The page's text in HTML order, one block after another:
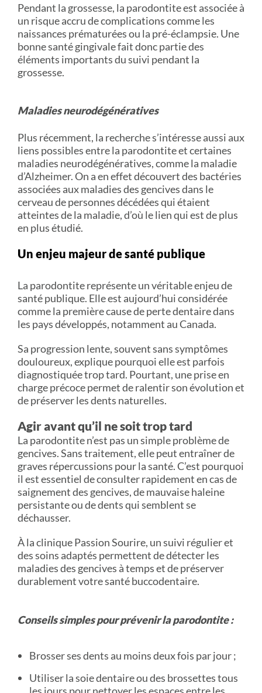
Pendant la grossesse, la parodontite est associée à
un risque accru de complications comme les
naissances prématurées ou la pré-éclampsie. Une
bonne santé gingivale fait donc partie des
éléments importants du suivi pendant la
grossesse.
Maladies neurodégénératives
Plus récemment, la recherche s’intéresse aussi aux
liens possibles entre la parodontite et certaines
maladies neurodégénératives, comme la maladie
d’Alzheimer. On a en effet découvert des bactéries
associées aux maladies des gencives dans le
cerveau de personnes décédées qui étaient
atteintes de la maladie, d’où le lien qui est de plus
en plus étudié.
Un enjeu majeur de santé publique
La parodontite représente un véritable enjeu de
santé publique. Elle est aujourd’hui considérée
comme la première cause de perte dentaire dans
les pays développés, notamment au Canada.
Sa progression lente, souvent sans symptômes
douloureux, explique pourquoi elle est parfois
diagnostiquée trop tard. Pourtant, une prise en
charge précoce permet de ralentir son évolution et
de préserver les dents naturelles.
Agir avant qu’il ne soit trop tard
La parodontite n’est pas un simple problème de
gencives. Sans traitement, elle peut entraîner de
graves répercussions pour la santé. C’est pourquoi
il est essentiel de consulter rapidement en cas de
saignement des gencives, de mauvaise haleine
persistante ou de dents qui semblent se
déchausser.
À la clinique Passion Sourire, un suivi régulier et
des soins adaptés permettent de détecter les
maladies des gencives à temps et de préserver
durablement votre santé buccodentaire.
Conseils simples pour prévenir la parodontite :
Brosser ses dents au moins deux fois par jour ;
Utiliser la soie dentaire ou des brossettes tous